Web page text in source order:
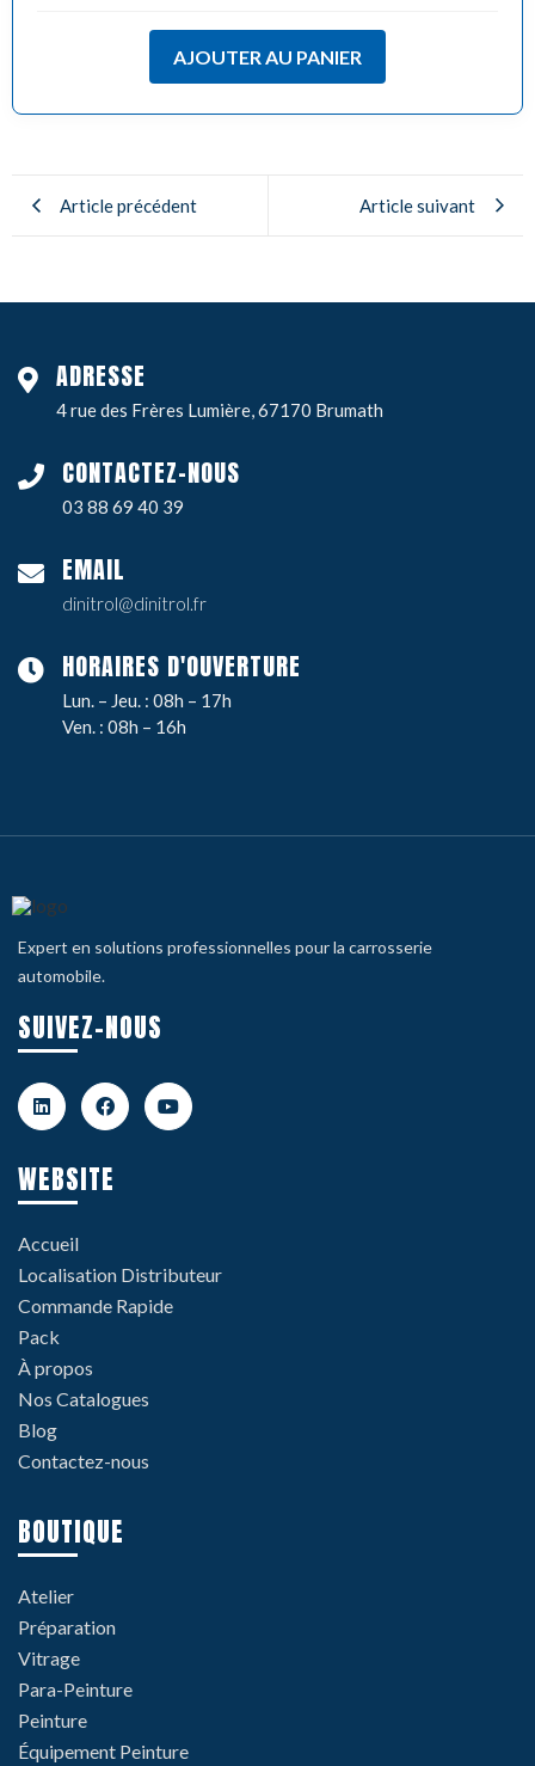
AJOUTER AU PANIER
Article précédent Article suivant
ADRESSE
4 rue des Frères Lumière, 67170 Brumath
CONTACTEZ-NOUS
03 88 69 40 39
EMAIL
dinitrol@dinitrol.fr
HORAIRES D'OUVERTURE
Lun. – Jeu. : 08h – 17h
Ven. : 08h – 16h
Expert en solutions professionnelles pour la carrosserie
automobile.
SUIVEZ-NOUS
WEBSITE
Accueil
Localisation Distributeur
Commande Rapide
Pack
À propos
Nos Catalogues
Blog
Contactez-nous
BOUTIQUE
Atelier
Préparation
Vitrage
Para-Peinture
Peinture
Équipement Peinture